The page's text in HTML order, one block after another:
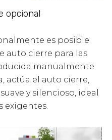
opcional
es posible
auto cierre para las
manualmente
actúa el auto cierre,
y silencioso, ideal
exigentes.